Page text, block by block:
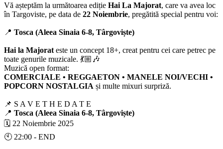
Vă așteptăm la următoarea ediție Hai La Majorat, care va avea loc
în Targoviste, pe data de 22 Noiembrie, pregătită special pentru voi:
📍 Tosca (Aleea Sinaia 6-8, Târgoviște)
Hai la Majorat este un concept 18+, creat pentru cei care petrec pe
toate genurile muzicale. 💃🏼🎶
Muzică open format:
COMERCIALE • REGGAETON • MANELE NOI/VECHI •
POPCORN NOSTALGIA și multe mixuri surpriză.
📌 S A V E T H E D A T E
📍 Tosca (Aleea Sinaia 6-8, Târgoviște)
🗓️ 22 Noiembrie 2025
🕙 22:00 - END